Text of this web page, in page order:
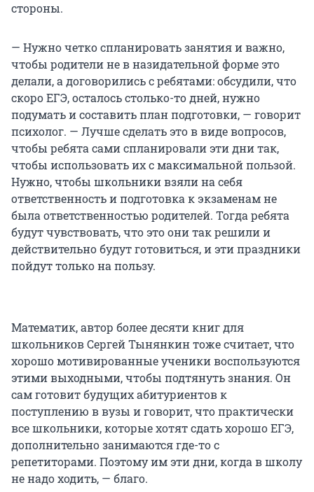
стороны.
— Нужно четко спланировать занятия и важно,
чтобы родители не в назидательной форме это
делали, а договорились с ребятами: обсудили, что
скоро ЕГЭ, осталось столько-то дней, нужно
подумать и составить план подготовки, — говорит
психолог. — Лучше сделать это в виде вопросов,
чтобы ребята сами спланировали эти дни так,
чтобы использовать их с максимальной пользой.
Нужно, чтобы школьники взяли на себя
ответственность и подготовка к экзаменам не
была ответственностью родителей. Тогда ребята
будут чувствовать, что это они так решили и
действительно будут готовиться, и эти праздники
пойдут только на пользу.
Математик, автор более десяти книг для
школьников Сергей Тынянкин тоже считает, что
хорошо мотивированные ученики воспользуются
этими выходными, чтобы подтянуть знания. Он
сам готовит будущих абитуриентов к
поступлению в вузы и говорит, что практически
все школьники, которые хотят сдать хорошо ЕГЭ,
дополнительно занимаются где-то с
репетиторами. Поэтому им эти дни, когда в школу
не надо ходить, — благо.